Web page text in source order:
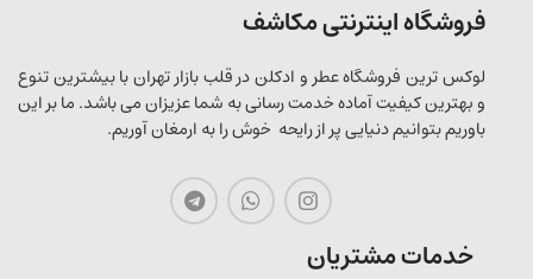
فروشگاه اینترنتی مکاشف
لوکس ترین فروشگاه عطر و ادکلن در قلب بازار تهران با بیشترین تنوع
و بهترین کیفیت آماده خدمت رسانی به شما عزیزان می باشد. ما بر این
باوریم بتوانیم دنیایی پر از رایحه خوش را به ارمغان آوریم.
خدمات مشتریان